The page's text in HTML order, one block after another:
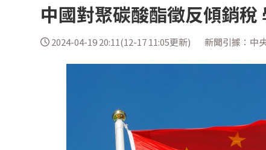
中國對聚碳酸酯徵反傾銷稅
2024-04-19 20:11(12-17 11:05更新) 新聞引據：中